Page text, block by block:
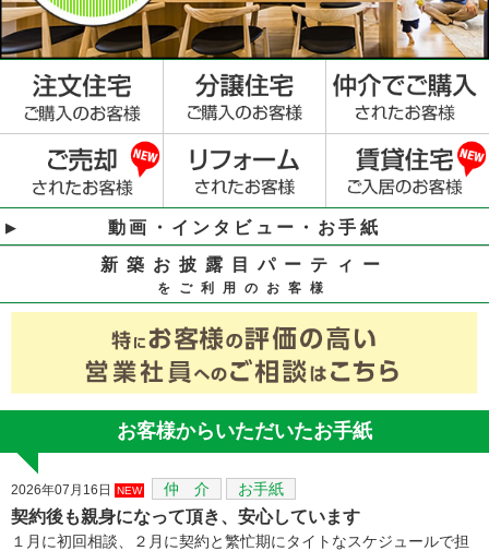
動画・インタビュー・お手紙
新築お披露目パーティー
をご利用のお客様
お客様からいただいたお手紙
2026年07月16日 NEW 仲 介 お手紙
契約後も親身になって頂き、安心しています
１月に初回相談、２月に契約と繁忙期にタイトなスケジュールで担